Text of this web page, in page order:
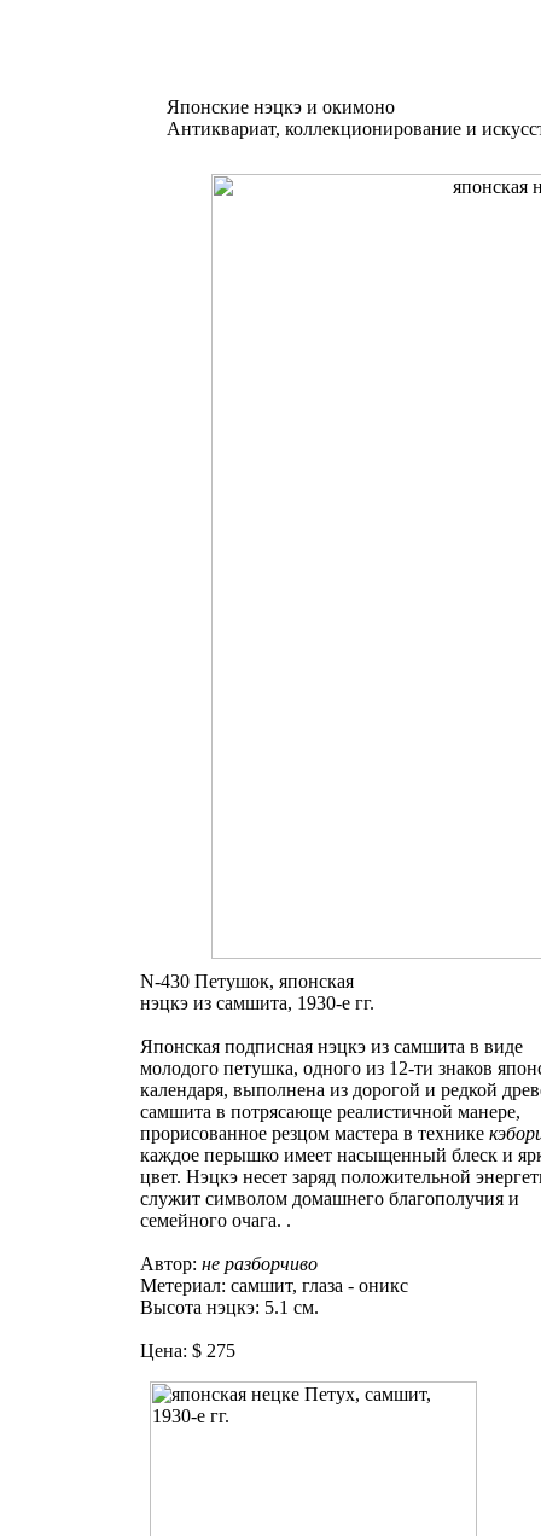
Японские нэцкэ и окимоно
Антиквариат, коллекционирование и
N-430 Петушок, японская
нэцкэ из самшита, 1930-е гг.
Японская подписная нэцкэ из самшита в виде
молодого петушка, одного из 12-ти знаков
календаря, выполнена из дорогой и редкой
самшита в потрясающе реалистичной манере,
прорисованное резцом мастера в технике
каждое перышко имеет насыщенный блеск и
цвет. Нэцкэ несет заряд положительной
служит символом домашнего благополучия и
семейного очага. .
Автор: не разборчиво
Метериал: самшит, глаза - оникс
Высота нэцкэ: 5.1 см.
Цена: $ 275